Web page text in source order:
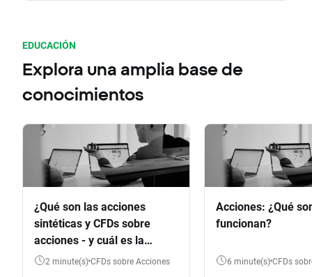
EDUCACIÓN
Explora una amplia base de
conocimientos
¿Qué son las acciones
sintéticas y CFDs sobre
acciones - y cuál es la
diferencia?
2 minute(s) CFDs sobre Acciones
Acciones: ¿Qué
funcionan?
6 minute(s) CFDs